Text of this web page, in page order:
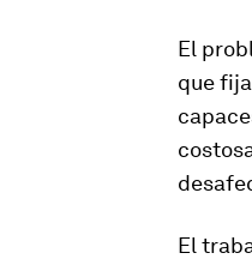
El
que
El